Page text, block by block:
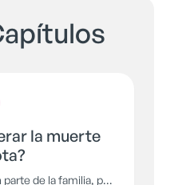
la muerte
de la familia, por